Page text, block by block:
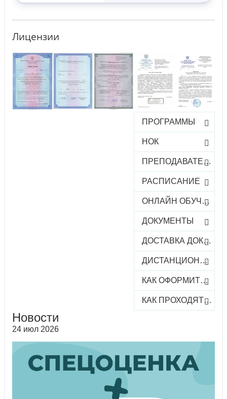
Лицензии
ПРОГРАММЫ
НОК
ПРЕПОДАВАТЕЛИ
РАСПИСАНИЕ
ОНЛАЙН ОБУЧЕНИЕ
ДОКУМЕНТЫ
ДОСТАВКА ДОКУМЕНТОВ
ДИСТАНЦИОННОЕ ОБУЧЕНИЕ
КАК ОФОРМИТЬ ЗАКАЗ КУРСА
КАК ПРОХОДЯТ ОНЛАЙН-КУРСЫ
Новости
24 июл 2026